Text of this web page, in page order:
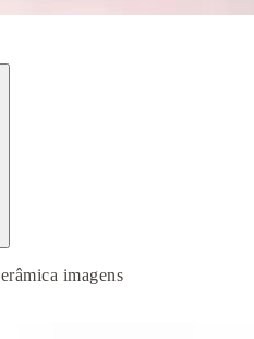
imagens